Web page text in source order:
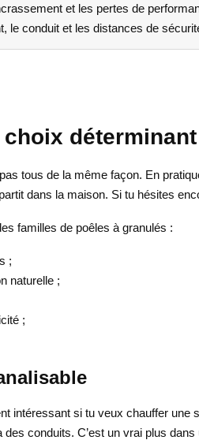
et les pertes de
le conduit et les distances de
déterminant
tous de la même façon. En
dans la maison. Si tu hésites
familles de poêles à granulés :
;
naturelle ;
;
intéressant si tu veux chauffer
des conduits. C’est un vrai plus